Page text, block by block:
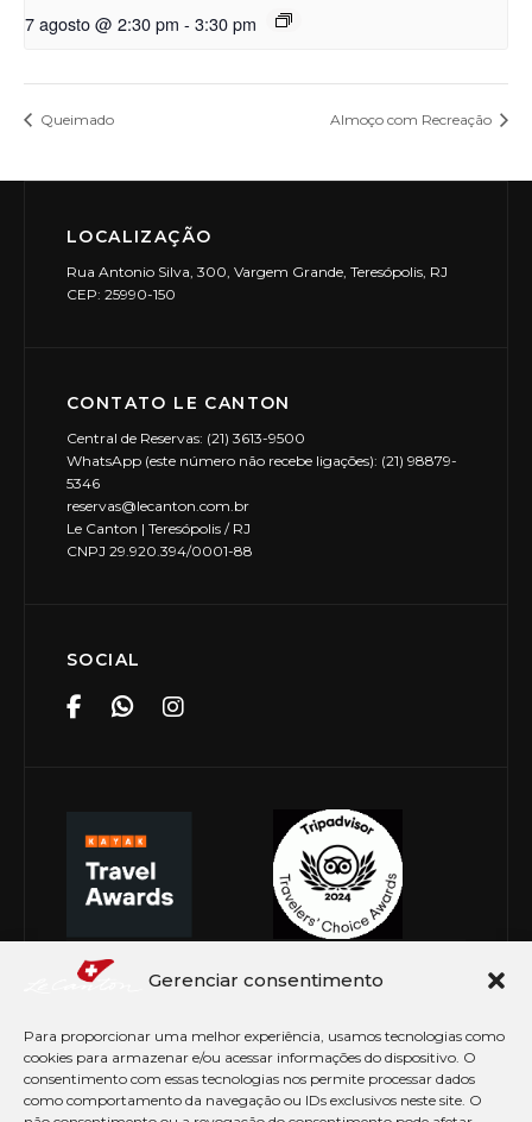
Gerenciar consentimento
Para proporcionar uma melhor experiência, usamos tecnologias como
cookies para armazenar e/ou acessar informações do dispositivo. O
consentimento com essas tecnologias nos permite processar dados
como comportamento da navegação ou IDs exclusivos neste site. O
7 agosto @ 2:30 pm - 3:30 pm
Queimado Almoço com Recreação
LOCALIZAÇÃO
Rua Antonio Silva, 300, Vargem Grande, Teresópolis, RJ
CEP: 25990-150
CONTATO LE CANTON
Central de Reservas: (21) 3613-9500
WhatsApp (este número não recebe ligações): (21) 98879-
5346
reservas@lecanton.com.br
Le Canton | Teresópolis / RJ
CNPJ 29.920.394/0001-88
SOCIAL